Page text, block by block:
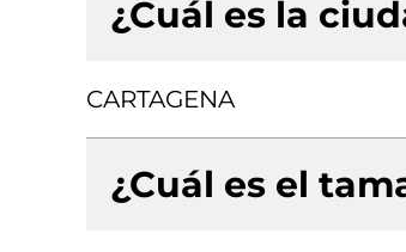
¿Cuál es la
CARTAGENA
¿Cuál es el